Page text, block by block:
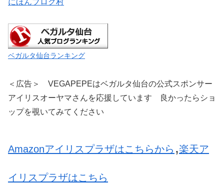
にほんブログ村
ベガルタ仙台ランキング
＜広告＞ VEGAPEPEはベガルタ仙台の公式スポンサー
アイリスオーヤマさんを応援しています 良かったらショ
ップを覗いてみてください
Amazonアイリスプラザはこちらから ,楽天ア
イリスプラザはこちら